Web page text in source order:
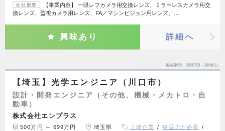
会社概要
【事業内容】 一眼レフカメラ用交換レンズ、ミラーレスカメラ用交
換レンズ、監視カメラ用レンズ、FA／マシンビジョン用レンズ、…
興味あり 詳細へ
掲載期間 26/07/23～26/08/11
【埼玉】光学エンジニア（川口市）
設計・開発エンジニア（その他、機械・メカトロ・自
動車）
株式会社エンプラス
500万円 ～ 699万円 埼玉県 上場企業
英語力が必要